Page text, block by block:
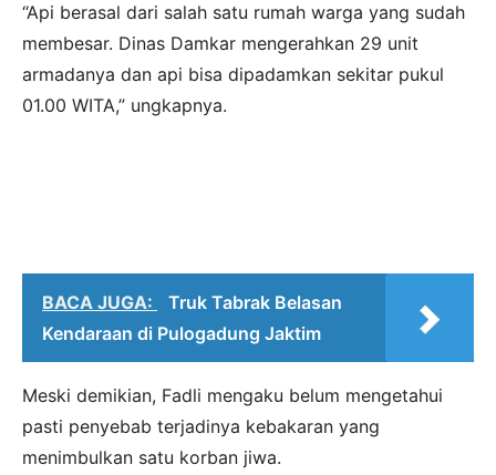
“Api berasal dari salah satu rumah warga yang sudah
membesar. Dinas Damkar mengerahkan 29 unit
armadanya dan api bisa dipadamkan sekitar pukul
01.00 WITA,” ungkapnya.
BACA JUGA:
Truk Tabrak Belasan
Kendaraan di Pulogadung Jaktim
Meski demikian, Fadli mengaku belum mengetahui
pasti penyebab terjadinya kebakaran yang
menimbulkan satu korban jiwa.